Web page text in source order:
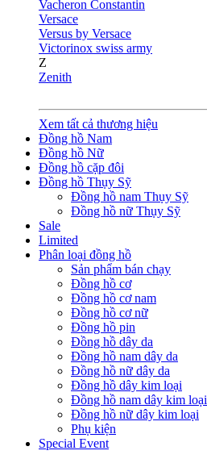
Vacheron Constantin
Versace
Versus by Versace
Victorinox swiss army
Z
Zenith
Xem tất cả thương hiệu
Đồng hồ Nam
Đồng hồ Nữ
Đồng hồ cặp đôi
Đồng hồ Thụy Sỹ
Đồng hồ nam Thụy Sỹ
Đồng hồ nữ Thụy Sỹ
Sale
Limited
Phân loại đồng hồ
Sản phẩm bán chạy
Đồng hồ cơ
Đồng hồ cơ nam
Đồng hồ cơ nữ
Đồng hồ pin
Đồng hồ dây da
Đồng hồ nam dây da
Đồng hồ nữ dây da
Đồng hồ dây kim loại
Đồng hồ nam dây kim loại
Đồng hồ nữ dây kim loại
Phụ kiện
Special Event